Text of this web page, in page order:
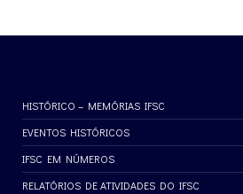
HISTÓRICO – MEMÓRIAS IFSC
EVENTOS HISTÓRICOS
IFSC EM NÚMEROS
RELATÓRIOS DE ATIVIDADES DO IFSC